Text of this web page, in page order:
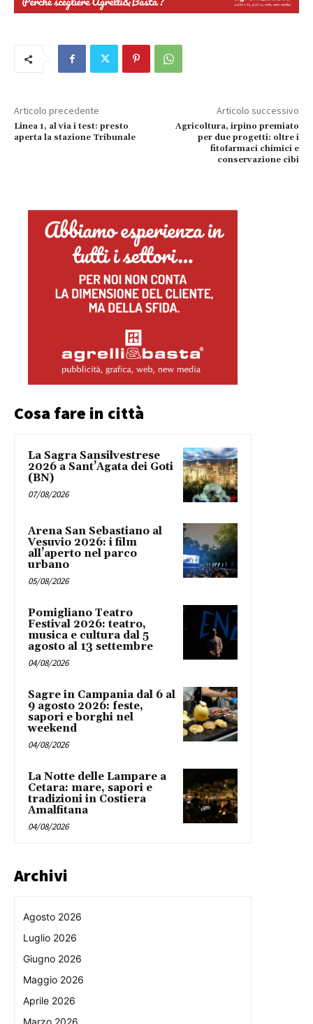
Articolo precedente
Linea 1, al via i test: presto
aperta la stazione Tribunale
Articolo successivo
Agricoltura, irpino premiato
per due progetti: oltre i
fitofarmaci chimici e
conservazione cibi
Cosa fare in città
La Sagra Sansilvestrese
2026 a Sant’Agata dei Goti
(BN)
07/08/2026
Arena San Sebastiano al
Vesuvio 2026: i film
all’aperto nel parco
urbano
05/08/2026
Pomigliano Teatro
Festival 2026: teatro,
musica e cultura dal 5
agosto al 13 settembre
04/08/2026
Sagre in Campania dal 6 al
9 agosto 2026: feste,
sapori e borghi nel
weekend
04/08/2026
La Notte delle Lampare a
Cetara: mare, sapori e
tradizioni in Costiera
Amalfitana
04/08/2026
Archivi
Agosto 2026
Luglio 2026
Giugno 2026
Maggio 2026
Aprile 2026